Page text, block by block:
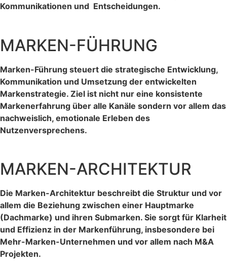
Kommunikationen und Entscheidungen.
MARKEN-FÜHRUNG
Marken-Führung steuert die strategische Entwicklung,
Kommunikation und Umsetzung der entwickelten
Markenstrategie. Ziel ist nicht nur eine konsistente
Markenerfahrung über alle Kanäle sondern vor allem das
nachweislich, emotionale Erleben des
Nutzenversprechens.
MARKEN-ARCHITEKTUR
Die Marken-Architektur beschreibt die Struktur und vor
allem die Beziehung zwischen einer Hauptmarke
(Dachmarke) und ihren Submarken. Sie sorgt für Klarheit
und Effizienz in der Markenführung, insbesondere bei
Mehr-Marken-Unternehmen und vor allem nach M&A
Projekten.